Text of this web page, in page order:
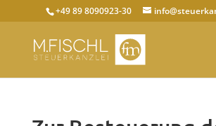
+49 89 8090923-30